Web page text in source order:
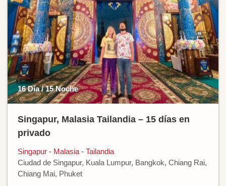
16 Día / 15 Noche
Singapur, Malasia Tailandia – 15 días en
privado
Singapur - Malasia - Tailandia
Ciudad de Singapur, Kuala Lumpur, Bangkok, Chiang Rai,
Chiang Mai, Phuket